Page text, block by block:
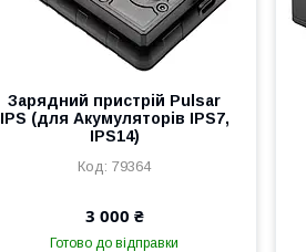
Зарядний пристрій Pulsar
IPS (для Акумуляторів IPS7,
IPS14)
79364
3 000 ₴
Готово до відправки